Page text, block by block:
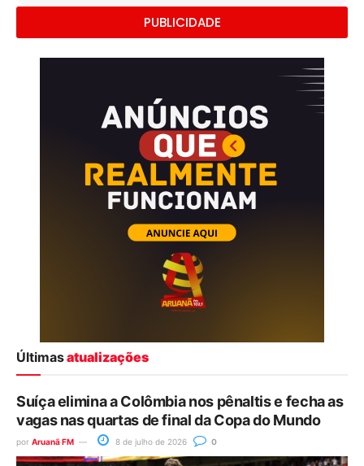
PUBLICIDADE
Últimasatualizações
Suíça elimina a Colômbia nos pênaltis e fecha as
vagas nas quartas de final da Copa do Mundo
por Aruanã FM 8 de julho de 2026 0